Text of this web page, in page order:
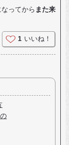
ってから また来
1 いいね！